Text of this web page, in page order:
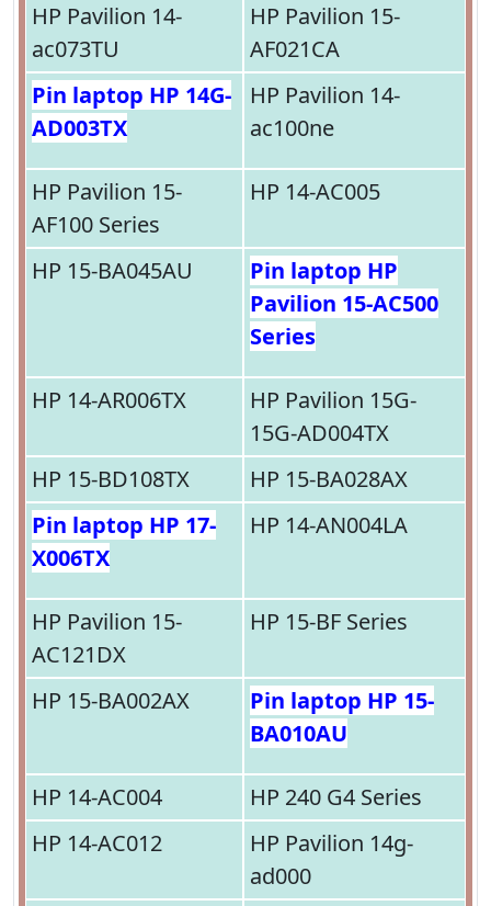
HP Pavilion 14-
ac073TU
HP Pavilion 15-
AF021CA
Pin laptop HP 14G-
AD003TX
HP Pavilion 14-
ac100ne
HP Pavilion 15-
AF100 Series
HP 14-AC005
HP 15-BA045AU
Pin laptop HP
Pavilion 15-AC500
Series
HP 14-AR006TX
HP Pavilion 15G-
15G-AD004TX
HP 15-BD108TX
HP 15-BA028AX
Pin laptop HP 17-
X006TX
HP 14-AN004LA
HP Pavilion 15-
AC121DX
HP 15-BF Series
HP 15-BA002AX
Pin laptop HP 15-
BA010AU
HP 14-AC004
HP 240 G4 Series
HP 14-AC012
HP Pavilion 14g-
ad000